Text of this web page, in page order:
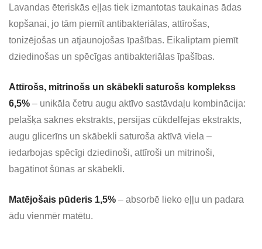
Lavandas ēteriskās eļļas tiek izmantotas taukainas ādas
kopšanai, jo tām piemīt antibakteriālas, attīrošas,
tonizējošas un atjaunojošas īpašības. Eikaliptam piemīt
dziedinošas un spēcīgas antibakteriālas īpašības.
Attīrošs, mitrinošs un skābekli saturošs komplekss
6,5% – unikāla četru augu aktīvo sastāvdaļu kombinācija:
pelašķa saknes ekstrakts, persijas cūkdelfejas ekstrakts,
augu glicerīns un skābekli saturoša aktīvā viela –
iedarbojas spēcīgi dziedinoši, attīroši un mitrinoši,
bagātinot šūnas ar skābekli.
Matējošais pūderis 1,5% – absorbē lieko eļļu un padara
ādu vienmēr matētu.